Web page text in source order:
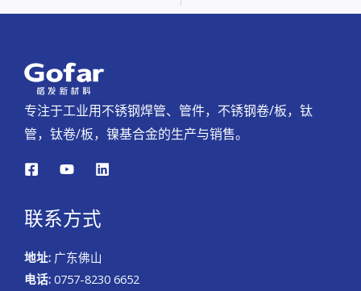
专注于工业用不锈钢焊管、管件，不锈钢卷/板，钛
管，钛卷/板，镍基合金的生产与销售。
联系方式
地址: 广东佛山
电话: 0757-8230 6652